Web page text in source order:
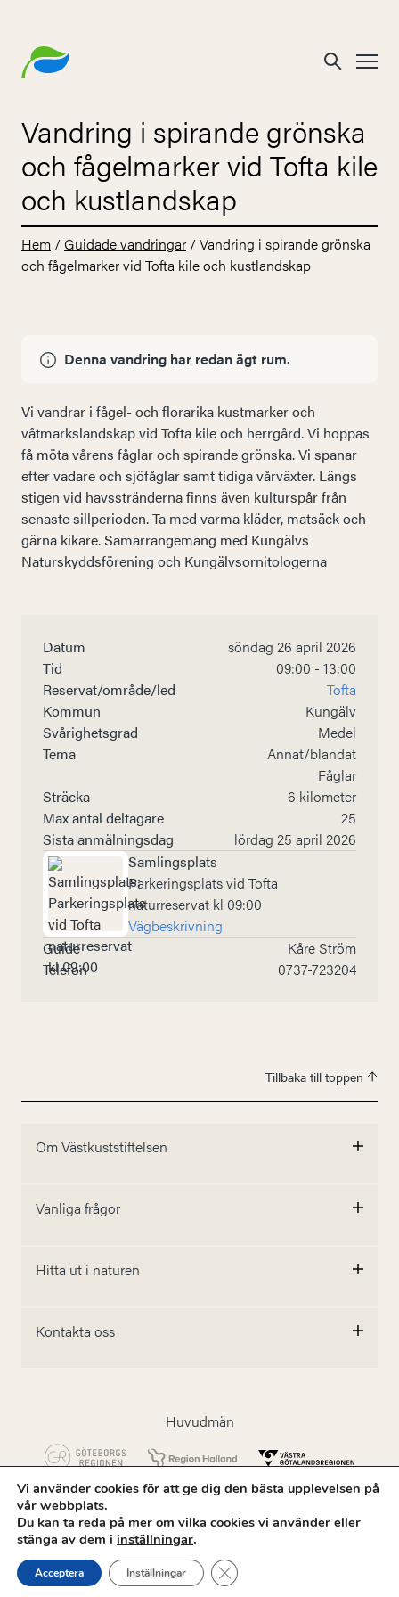
Vandring i spirande grönska
och fågelmarker vid Tofta kile
och kustlandskap
Hem / Guidade vandringar / Vandring i spirande grönska
och fågelmarker vid Tofta kile och kustlandskap
Denna vandring har redan ägt rum.
Vi vandrar i fågel- och florarika kustmarker och
våtmarkslandskap vid Tofta kile och herrgård. Vi hoppas
få möta vårens fåglar och spirande grönska. Vi spanar
efter vadare och sjöfåglar samt tidiga vårväxter. Längs
stigen vid havsstränderna finns även kulturspår från
senaste sillperioden. Ta med varma kläder, matsäck och
gärna kikare. Samarrangemang med Kungälvs
Naturskyddsförening och Kungälvsornitologerna
Datum
söndag 26 april 2026
Tid
09:00 - 13:00
Reservat/område/led
Tofta
Kommun
Kungälv
Svårighetsgrad
Medel
Tema
Annat/blandat
Fåglar
Sträcka
6 kilometer
Max antal deltagare
25
Sista anmälningsdag
lördag 25 april 2026
Samlingsplats
Parkeringsplats vid Tofta
naturreservat kl 09:00
Vägbeskrivning
Guide
Kåre Ström
Telefon
0737-723204
Tillbaka till toppen
Om Västkuststiftelsen
Vanliga frågor
Hitta ut i naturen
Kontakta oss
Huvudmän
Vi använder cookies för att ge dig den bästa upplevelsen på
vår webbplats.
Du kan ta reda på mer om vilka cookies vi använder eller
stänga av dem i inställningar.
Acceptera Inställningar Close GDPR Cookie Banner